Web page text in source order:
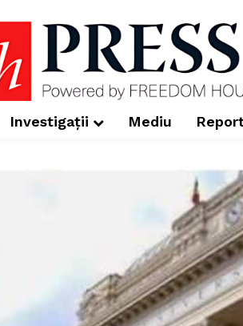
Investigații Mediu